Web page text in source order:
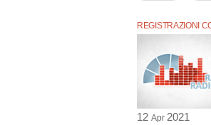
REGISTRAZIONI
12 Apr 2021